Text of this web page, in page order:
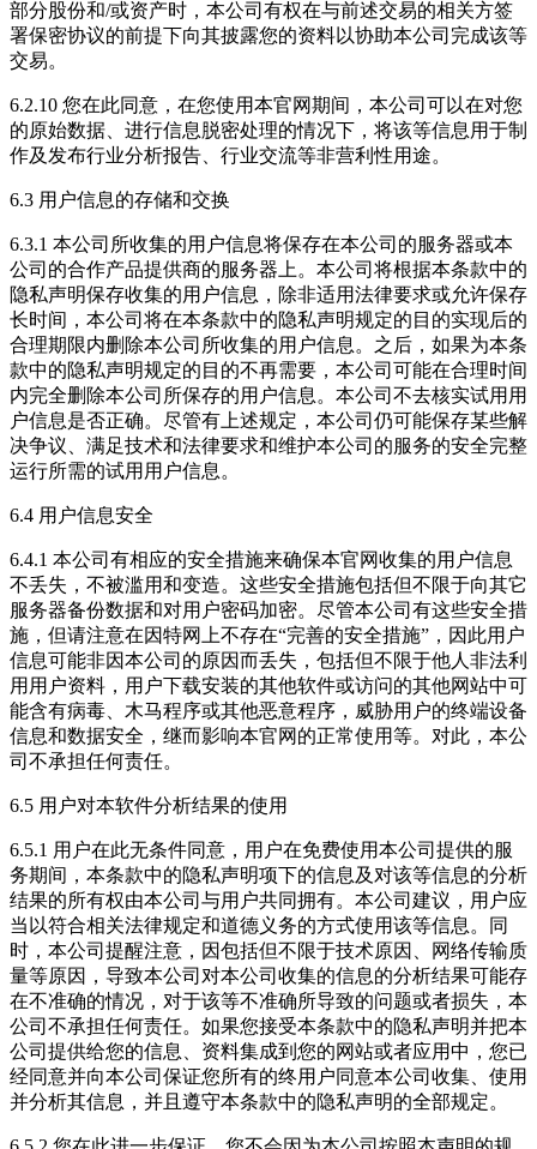
部分股份和/或资产时，本公司有权在与前述交易的相关方签
署保密协议的前提下向其披露您的资料以协助本公司完成该等
交易。
6.2.10 您在此同意，在您使用本官网期间，本公司可以在对您
的原始数据、进行信息脱密处理的情况下，将该等信息用于制
作及发布行业分析报告、行业交流等非营利性用途。
6.3 用户信息的存储和交换
6.3.1 本公司所收集的用户信息将保存在本公司的服务器或本
公司的合作产品提供商的服务器上。本公司将根据本条款中的
隐私声明保存收集的用户信息，除非适用法律要求或允许保存
长时间，本公司将在本条款中的隐私声明规定的目的实现后的
合理期限内删除本公司所收集的用户信息。之后，如果为本条
款中的隐私声明规定的目的不再需要，本公司可能在合理时间
内完全删除本公司所保存的用户信息。本公司不去核实试用用
户信息是否正确。尽管有上述规定，本公司仍可能保存某些解
决争议、满足技术和法律要求和维护本公司的服务的安全完整
运行所需的试用用户信息。
6.4 用户信息安全
6.4.1 本公司有相应的安全措施来确保本官网收集的用户信息
不丢失，不被滥用和变造。这些安全措施包括但不限于向其它
服务器备份数据和对用户密码加密。尽管本公司有这些安全措
施，但请注意在因特网上不存在“完善的安全措施”，因此用户
信息可能非因本公司的原因而丢失，包括但不限于他人非法利
用用户资料，用户下载安装的其他软件或访问的其他网站中可
能含有病毒、木马程序或其他恶意程序，威胁用户的终端设备
信息和数据安全，继而影响本官网的正常使用等。对此，本公
司不承担任何责任。
6.5 用户对本软件分析结果的使用
6.5.1 用户在此无条件同意，用户在免费使用本公司提供的服
务期间，本条款中的隐私声明项下的信息及对该等信息的分析
结果的所有权由本公司与用户共同拥有。本公司建议，用户应
当以符合相关法律规定和道德义务的方式使用该等信息。同
时，本公司提醒注意，因包括但不限于技术原因、网络传输质
量等原因，导致本公司对本公司收集的信息的分析结果可能存
在不准确的情况，对于该等不准确所导致的问题或者损失，本
公司不承担任何责任。如果您接受本条款中的隐私声明并把本
公司提供给您的信息、资料集成到您的网站或者应用中，您已
经同意并向本公司保证您所有的终用户同意本公司收集、使用
并分析其信息，并且遵守本条款中的隐私声明的全部规定。